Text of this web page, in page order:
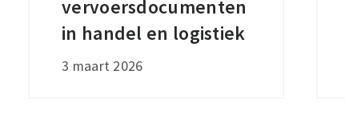
vervoersdocumenten
in handel en logistiek
3 maart 2026
overdraagbare
in